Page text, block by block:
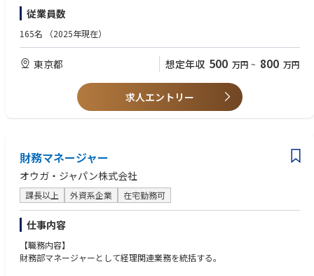
【主な担当業務内容】
• 常に最新の市場トレンドと競合情報を分析し、市場を細分化し、顧客タ
ーゲットを定め、競合との差別化を図るSTP戦略の策定と実行
• 自社内のプロダクトマネージャーと営業部と連携しながら、GTM（Go t
POPのプロデュース、オンライン＆オフラインの広告展開、SNS キャンペ
ーン企画、量販店内の ASUS コーナー設計と展開（shop-in-shop）など）
• パートナー企業（Microsoft、Google、AMD、Intel、NVIDIA など）と定
期会議の実施：年間や四半期の中長期のマーケティング戦略の展開、ファ
ンド獲得、コラボレーション提案
• ゲーム会社やコンテンツ会社やアプリケーション会社とのコラボレーシ
ョン企画と実施
【担当製品】
ノートパソコン、デスクトップパソコン、ポータブルゲーム機
※担当製品は、経験や適性に応じて入社後に決定されます。
歓迎：
• 法人向けの IT 関連商材のマーケティング企画の実務経験がある方
• パソコン及びパソコンパーツ製品の知識、もしくはパソコンゲームやパ
ソコンガジェットへ
の高い興味や関心がある方
• 外資系企業での勤務経験者
従業員数
165名 （2025年現在）
東京都 想定年収 500 万円 ~ 800 万円
求人エントリー
財務マネージャー
オウガ・ジャパン株式会社
課長以上 外資系企業 在宅勤務可
仕事内容
【職務内容】
財務部マネージャーとして経理関連業務を統括する。